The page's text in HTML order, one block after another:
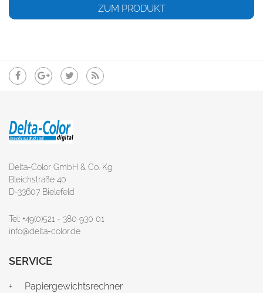
ZUM PRODUKT
Delta-Color GmbH & Co. Kg
Bleichstraße 40
D-33607 Bielefeld
Tel: +49(0)521 - 380 930 01
info@delta-color.de
SERVICE
Papiergewichtsrechner